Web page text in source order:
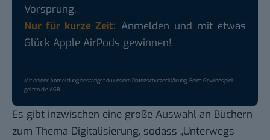
Vorsprung.
Nur für kurze Zeit: Anmelden und mit etwas
Glück Apple AirPods gewinnen!
Mit deiner Anmeldung bestätigst du unsereDatenschutzerklärung. Beim Gewinnspiel
gelten dieAGB.
Es gibt inzwischen eine große Auswahl an Büchern
zum Thema Digitalisierung, sodass „Unterwegs